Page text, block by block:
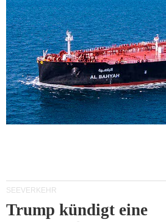
SEEVERKEHR
Trump kündigt eine